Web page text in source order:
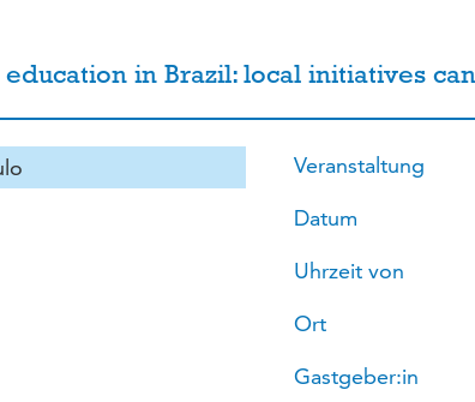
in Brazil: local initiatives
Veranstaltung
Datum
Uhrzeit von
Ort
Gastgeber:in